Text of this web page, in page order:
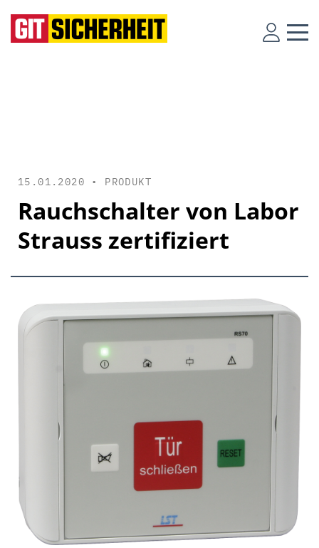
15.01.2020 • PRODUKT
Rauchschalter von Labor
Strauss zertifiziert